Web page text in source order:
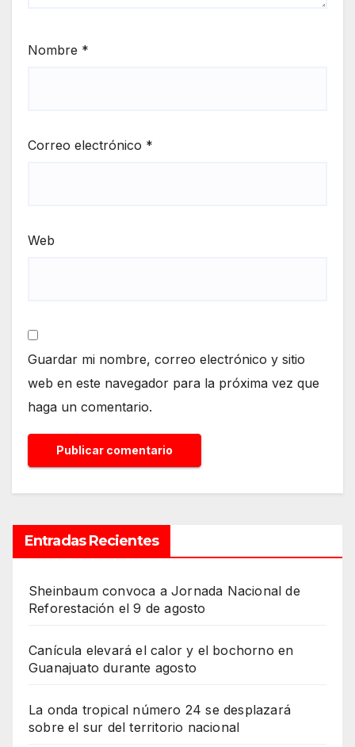
Nombre *
Correo electrónico *
Web
Guardar mi nombre, correo electrónico y sitio
web en este navegador para la próxima vez que
haga un comentario.
Entradas Recientes
Sheinbaum convoca a Jornada Nacional de
Reforestación el 9 de agosto
Canícula elevará el calor y el bochorno en
Guanajuato durante agosto
La onda tropical número 24 se desplazará
sobre el sur del territorio nacional